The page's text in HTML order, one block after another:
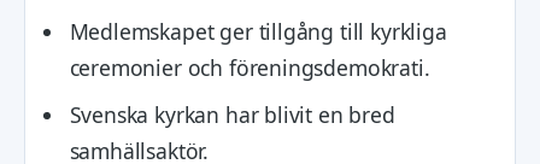
Medlemskapet ger tillgång till kyrkliga
ceremonier och föreningsdemokrati.
Svenska kyrkan har blivit en bred
samhällsaktör.